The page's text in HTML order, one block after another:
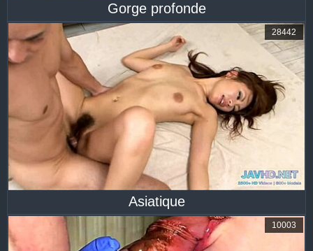
Gorge profonde
28442
Asiatique
10003